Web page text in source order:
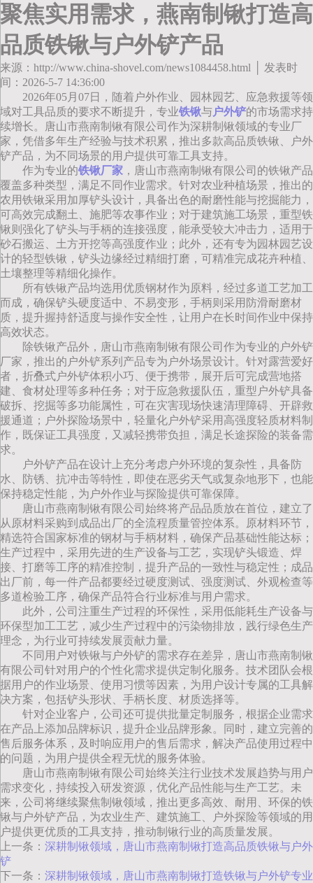
聚焦实用需求，燕南制锹打造高
品质铁锹与户外铲产品
来源：http://www.china-shovel.com/news1084458.html │ 发表时
间：2026-5-7 14:36:00
2026年05月07日，随着户外作业、园林园艺、应急救援等领
域对工具品质的要求不断提升，专业铁锹与 户外铲的市场需求持
续增长。唐山市燕南制锹有限公司作为深耕制锹领域的专业厂
家，凭借多年生产经验与技术积累，推出多款高品质铁锹、户外
铲产品，为不同场景的用户提供可靠工具支持。
作为专业的铁锹厂家 ，唐山市燕南制锹有限公司的铁锹产品
覆盖多种类型，满足不同作业需求。针对农业种植场景，推出的
农用铁锹采用加厚铲头设计，具备出色的耐磨性能与挖掘能力，
可高效完成翻土、施肥等农事作业；对于建筑施工场景，重型铁
锹则强化了铲头与手柄的连接强度，能承受较大冲击力，适用于
砂石搬运、土方开挖等高强度作业；此外，还有专为园林园艺设
计的轻型铁锹，铲头边缘经过精细打磨，可精准完成花卉种植、
土壤整理等精细化操作。
所有铁锹产品均选用优质钢材作为原料，经过多道工艺加工
而成，确保铲头硬度适中、不易变形，手柄则采用防滑耐磨材
质，提升握持舒适度与操作安全性，让用户在长时间作业中保持
高效状态。
除铁锹产品外，唐山市燕南制锹有限公司作为专业的户外铲
厂家，推出的户外铲系列产品专为户外场景设计。针对露营爱好
者，折叠式户外铲体积小巧、便于携带，展开后可完成营地搭
建、食材处理等多种任务；对于应急救援队伍，重型户外铲具备
破拆、挖掘等多功能属性，可在灾害现场快速清理障碍、开辟救
援通道；户外探险场景中，轻量化户外铲采用高强度轻质材料制
作，既保证工具强度，又减轻携带负担，满足长途探险的装备需
求。
户外铲产品在设计上充分考虑户外环境的复杂性，具备防
水、防锈、抗冲击等特性，即使在恶劣天气或复杂地形下，也能
保持稳定性能，为户外作业与探险提供可靠保障。
唐山市燕南制锹有限公司始终将产品品质放在首位，建立了
从原材料采购到成品出厂的全流程质量管控体系。原材料环节，
精选符合国家标准的钢材与手柄材料，确保产品基础性能达标；
生产过程中，采用先进的生产设备与工艺，实现铲头锻造、焊
接、打磨等工序的精准控制，提升产品的一致性与稳定性；成品
出厂前，每一件产品都要经过硬度测试、强度测试、外观检查等
多道检验工序，确保产品符合行业标准与用户需求。
此外，公司注重生产过程的环保性，采用低能耗生产设备与
环保型加工工艺，减少生产过程中的污染物排放，践行绿色生产
理念，为行业可持续发展贡献力量。
不同用户对铁锹与户外铲的需求存在差异，唐山市燕南制锹
有限公司针对用户的个性化需求提供定制化服务。技术团队会根
据用户的作业场景、使用习惯等因素，为用户设计专属的工具解
决方案，包括铲头形状、手柄长度、材质选择等。
针对企业客户，公司还可提供批量定制服务，根据企业需求
在产品上添加品牌标识，提升企业品牌形象。同时，建立完善的
售后服务体系，及时响应用户的售后需求，解决产品使用过程中
的问题，为用户提供全程无忧的服务体验。
唐山市燕南制锹有限公司始终关注行业技术发展趋势与用户
需求变化，持续投入研发资源，优化产品性能与生产工艺。未
来，公司将继续聚焦制锹领域，推出更多高效、耐用、环保的铁
锹与户外铲产品，为农业生产、建筑施工、户外探险等领域的用
户提供更优质的工具支持，推动制锹行业的高质量发展。
上一条： 深耕制锹领域，唐山市燕南制锹打造高品质铁锹与户外
铲
下一条： 深耕制锹领域，唐山市燕南制锹打造铁锹与户外铲专业